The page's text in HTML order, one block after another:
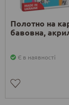
Полотно на
бавовна,
Є в наявності